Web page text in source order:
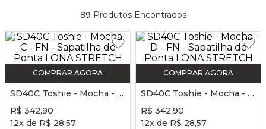
89 Produtos Encontrados
COMPRAR AGORA
SD40C Toshie - Mocha - C - FN - Sapatilha de Ponta LONA STRETCH
R$ 342,90
12x de R$ 28,57
COMPRAR AGORA
SD40C Toshie - Mocha - D - FN - Sapatilha de Ponta LONA STRETCH
R$ 342,90
12x de R$ 28,57